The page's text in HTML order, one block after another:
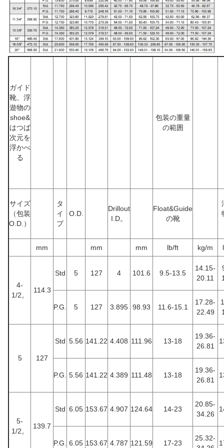
ガイド
靴、浮
遊物の
shoe&
はつば
次元を
浮かべ
る
包装の重量
の範囲
サイズ
（包装
O.D.）
タ
イ
プ
O.D.
Drillout
I.D。
Float&Guide
の靴
mm mm mm lb/ft kg/m
4-
1/2。
114.3
Std 5 127 4 101.6 9.5-13.5
14.15-
20.11
P.G. 5 127 3.895 98.93 11.6-15.1
17.28-
22.49
5 127
Std 5.56 141.22 4.408 111.96 13-18
19.36-
26.81
P.G. 5.56 141.22 4.389 111.48 13-18
19.36-
26.81
5-
1/2。
139.7
Std 6.05 153.67 4.907 124.64 14-23
20.85-
34.26
P.G. 6.05 153.67 4.787 121.59 17-23
25.32-